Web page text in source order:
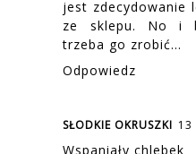
jest zdecydowanie
ze sklepu. No i
trzeba go zrobić…
Odpowiedz
SŁODKIE OKRUSZKI 13
Wspaniały chlebek